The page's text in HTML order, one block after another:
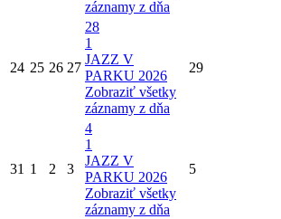
záznamy z dňa
24 25 26 27
28
1
JAZZ V
PARKU 2026
Zobraziť všetky
záznamy z dňa
29
31 1 2 3
4
1
JAZZ V
PARKU 2026
Zobraziť všetky
záznamy z dňa
5